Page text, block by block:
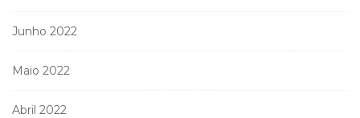
Junho 2022
Maio 2022
Abril 2022